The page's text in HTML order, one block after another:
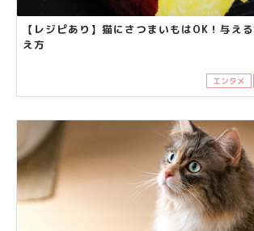
【レジピあり】猫にさつまいもはOK！与え
え方
エンタメ